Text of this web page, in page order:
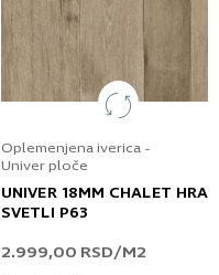
Oplemenjena iverica -
Univer ploče
UNIVER 18MM CHALET
SVETLI P63
2.999,00 RSD/M2